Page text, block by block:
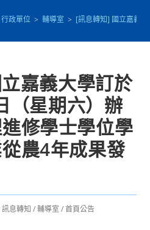
行政單位 > 輔導室 > [訊息轉知] 國立嘉義
嘉義大學訂於
（星期六）辦
修學士學位學
農4年成果發
訊息轉知 / 輔導室 / 首頁公告